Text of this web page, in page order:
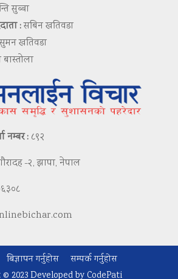
सुब्बा
:सबिन खतिवडा
खतिवडा
नम्बर : ८९२
-२, झापा, नेपाल
बिज्ञापन गर्नुहोस
सम्पर्क गर्नुहोस
2023 Developed byCodePati